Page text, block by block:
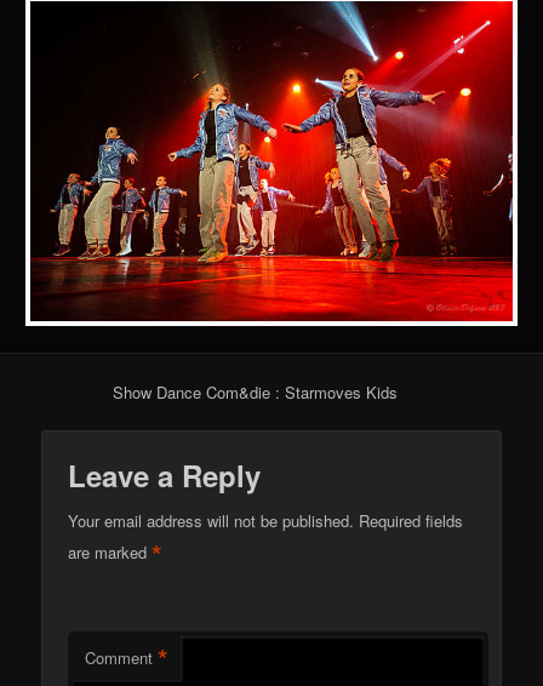
Show Dance Com&die : Starmoves Kids
Leave a Reply
Your email address will not be published. Required fields
are marked*
Comment *